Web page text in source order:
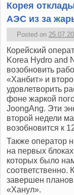
Корея
АЭС из за
Posted on
Корейский
Korea Hydro and
возобновить
«Ханбит» и
удовлетворить
фоне жаркой
JoongAng. Эти
второй недели
возобновится к
Также оператор
на первых
которых было
соответственно.
завершен
«Ханул».